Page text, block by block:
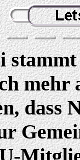
mehr
dass